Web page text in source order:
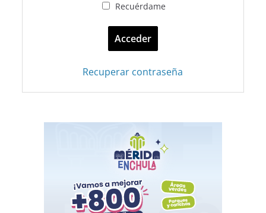
Recuérdame
Recuperar contraseña